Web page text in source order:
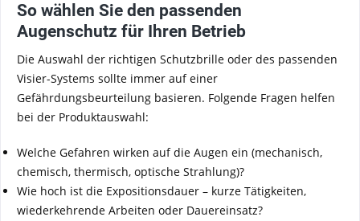
So wählen Sie den passenden
Augenschutz für Ihren Betrieb
Die Auswahl der richtigen Schutzbrille oder des passenden
Visier-Systems sollte immer auf einer
Gefährdungsbeurteilung basieren. Folgende Fragen helfen
bei der Produktauswahl:
Welche Gefahren wirken auf die Augen ein (mechanisch,
chemisch, thermisch, optische Strahlung)?
Wie hoch ist die Expositionsdauer – kurze Tätigkeiten,
wiederkehrende Arbeiten oder Dauereinsatz?